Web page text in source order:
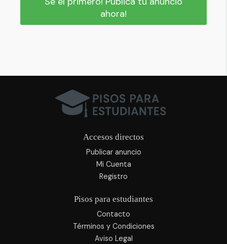
ahora!
Accesos directos
Publicar anuncio
Mi Cuenta
Registro
Pisos para estudiantes
Contacto
Términos y Condiciones
Aviso Legal